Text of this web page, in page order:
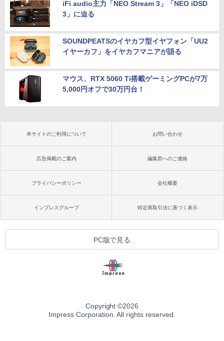
iFi audio主力「NEO Stream 3」「NEO iDSD
3」に迫る
SOUNDPEATSのイヤカフ型イヤフォン「UU2
イヤーカフ」をイヤカフマニアが語る
マウス、RTX 5060 Ti搭載ゲーミングPCが7万
5,000円オフで30万円台！
本サイトのご利用について お問い合わせ
広告掲載のご案内 編集部へのご連絡
プライバシーポリシー 会社概要
インプレスグループ 特定商取引法に基づく表示
PC版で見る
Copyright ©2026
Impress Corporation. All rights reserved.